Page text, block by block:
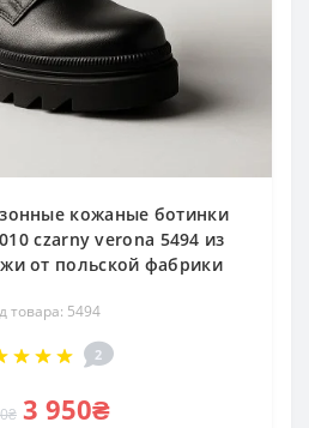
кожаные ботинки
czarny verona 5494 из
от польской фабрики
товара: 5494
2
3 950₴